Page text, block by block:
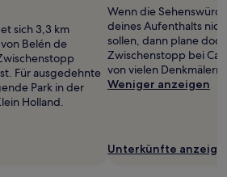
sich 3,3 km
Belén de
Für ausgedehnte
Park in der
Holland.
Wenn die
deines Aufenthalts
sollen, dann plane
Zwischenstopp bei
von vielen Denkmälern
Weniger anzeigen
Unterkünfte